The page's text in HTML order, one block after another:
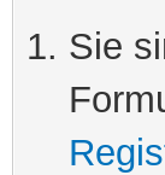
Sie